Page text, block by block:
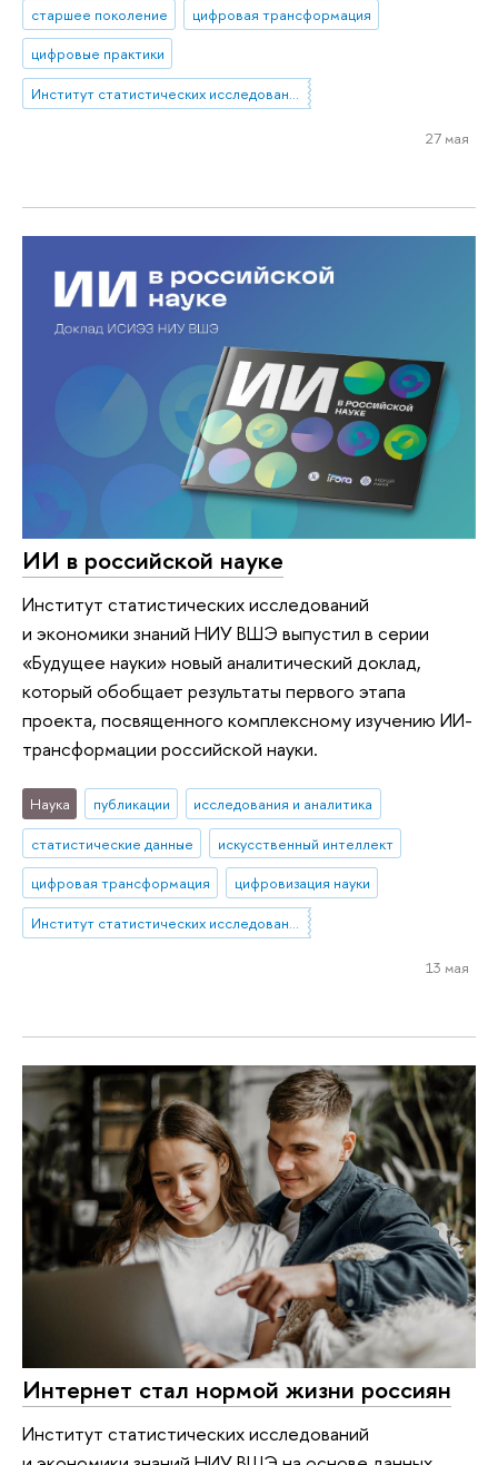
старшее поколение
цифровая трансформация
цифровые практики
Институт статистических исследований и экономики знаний
27 мая
ИИ в российской науке
Институт статистических исследований
и экономики знаний НИУ ВШЭ выпустил в серии
«Будущее науки» новый аналитический доклад,
который обобщает результаты первого этапа
проекта, посвященного комплексному изучению ИИ-
трансформации российской науки.
Наука публикации
исследования и аналитика
статистические данные
искусственный интеллект
цифровая трансформация
цифровизация науки
Институт статистических исследований и экономики знаний
13 мая
Интернет стал нормой жизни россиян
Институт статистических исследований